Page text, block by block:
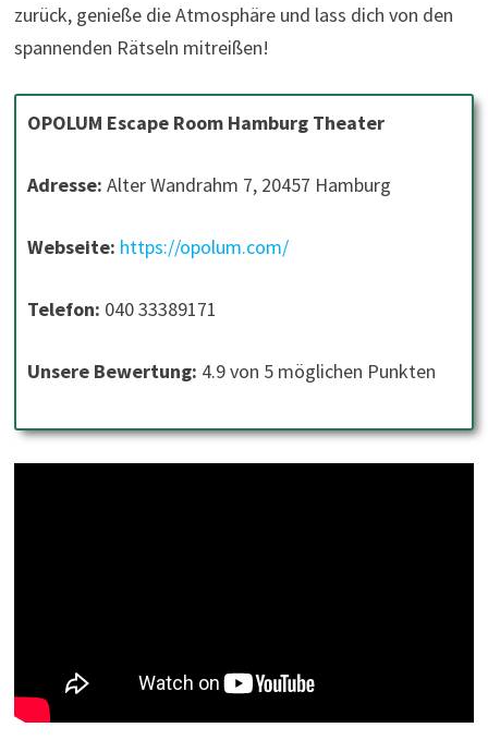
zurück, genieße die Atmosphäre und lass dich von den
spannenden Rätseln mitreißen!
OPOLUM Escape Room Hamburg Theater
Adresse: Alter Wandrahm 7, 20457 Hamburg
Webseite: https://opolum.com/
Telefon: 040 33389171
Unsere Bewertung: 4.9 von 5 möglichen Punkten